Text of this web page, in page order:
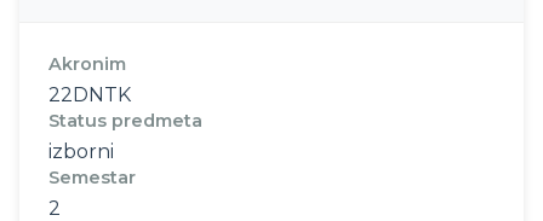
Akronim
22DNTK
Status predmeta
izborni
Semestar
2